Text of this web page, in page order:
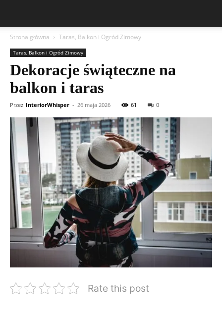
Strona główna Taras, Balkon i Ogród Zimowy
Taras, Balkon i Ogród Zimowy
Dekoracje świąteczne na
balkon i taras
Przez InteriorWhisper - 26 maja 2026 61 0
Rate this post